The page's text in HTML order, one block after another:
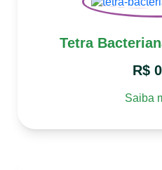
Tetra
R$
Saiba